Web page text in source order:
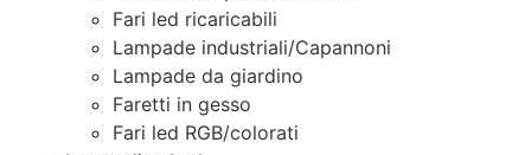
Fari led ricaricabili
Lampade industriali/Capannoni
Lampade da giardino
Faretti in gesso
Fari led RGB/colorati